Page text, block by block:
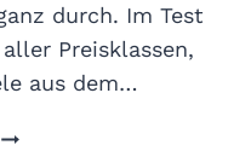
durch. Im Test
Preisklassen,
aus dem…
DER